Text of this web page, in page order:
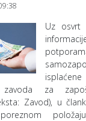
Uz osvrt
zavoda za
Zavod), u